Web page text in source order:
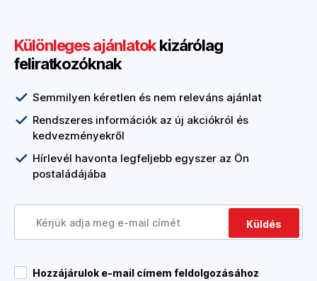
Különleges ajánlatokkizárólag
feliratkozóknak
Semmilyen kéretlen és nem releváns ajánlat
Rendszeres információk az új akciókról és
kedvezményekről
Hírlevél havonta legfeljebb egyszer az Ön
postaládájába
Küldés
Hozzájárulok e-mail címem feldolgozásához